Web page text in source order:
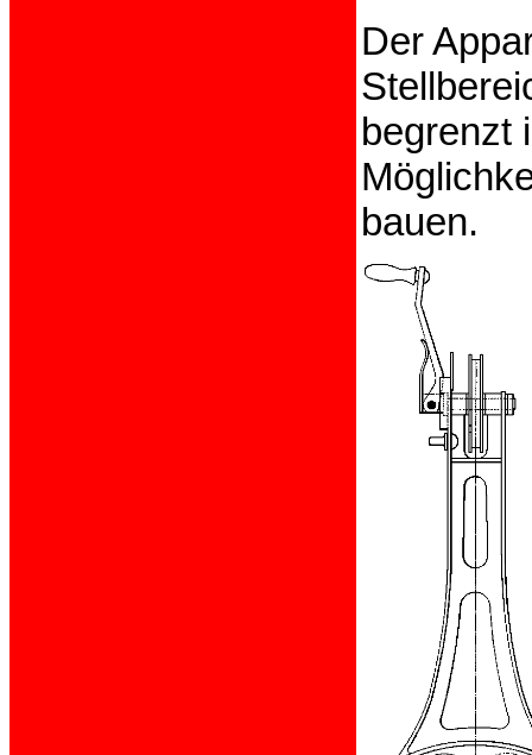
Der
begrenzt
bauen.